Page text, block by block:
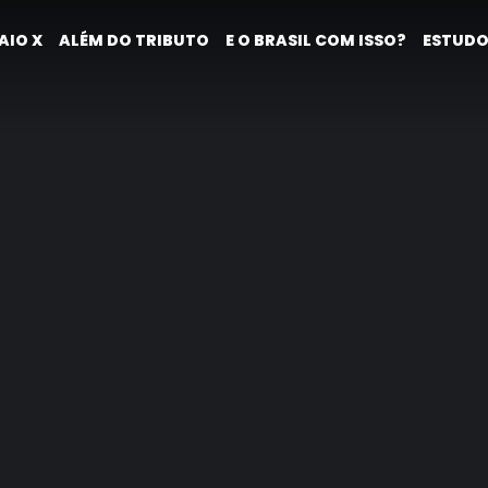
X ALÉM DO TRIBUTO E O BRASIL COM ISSO?